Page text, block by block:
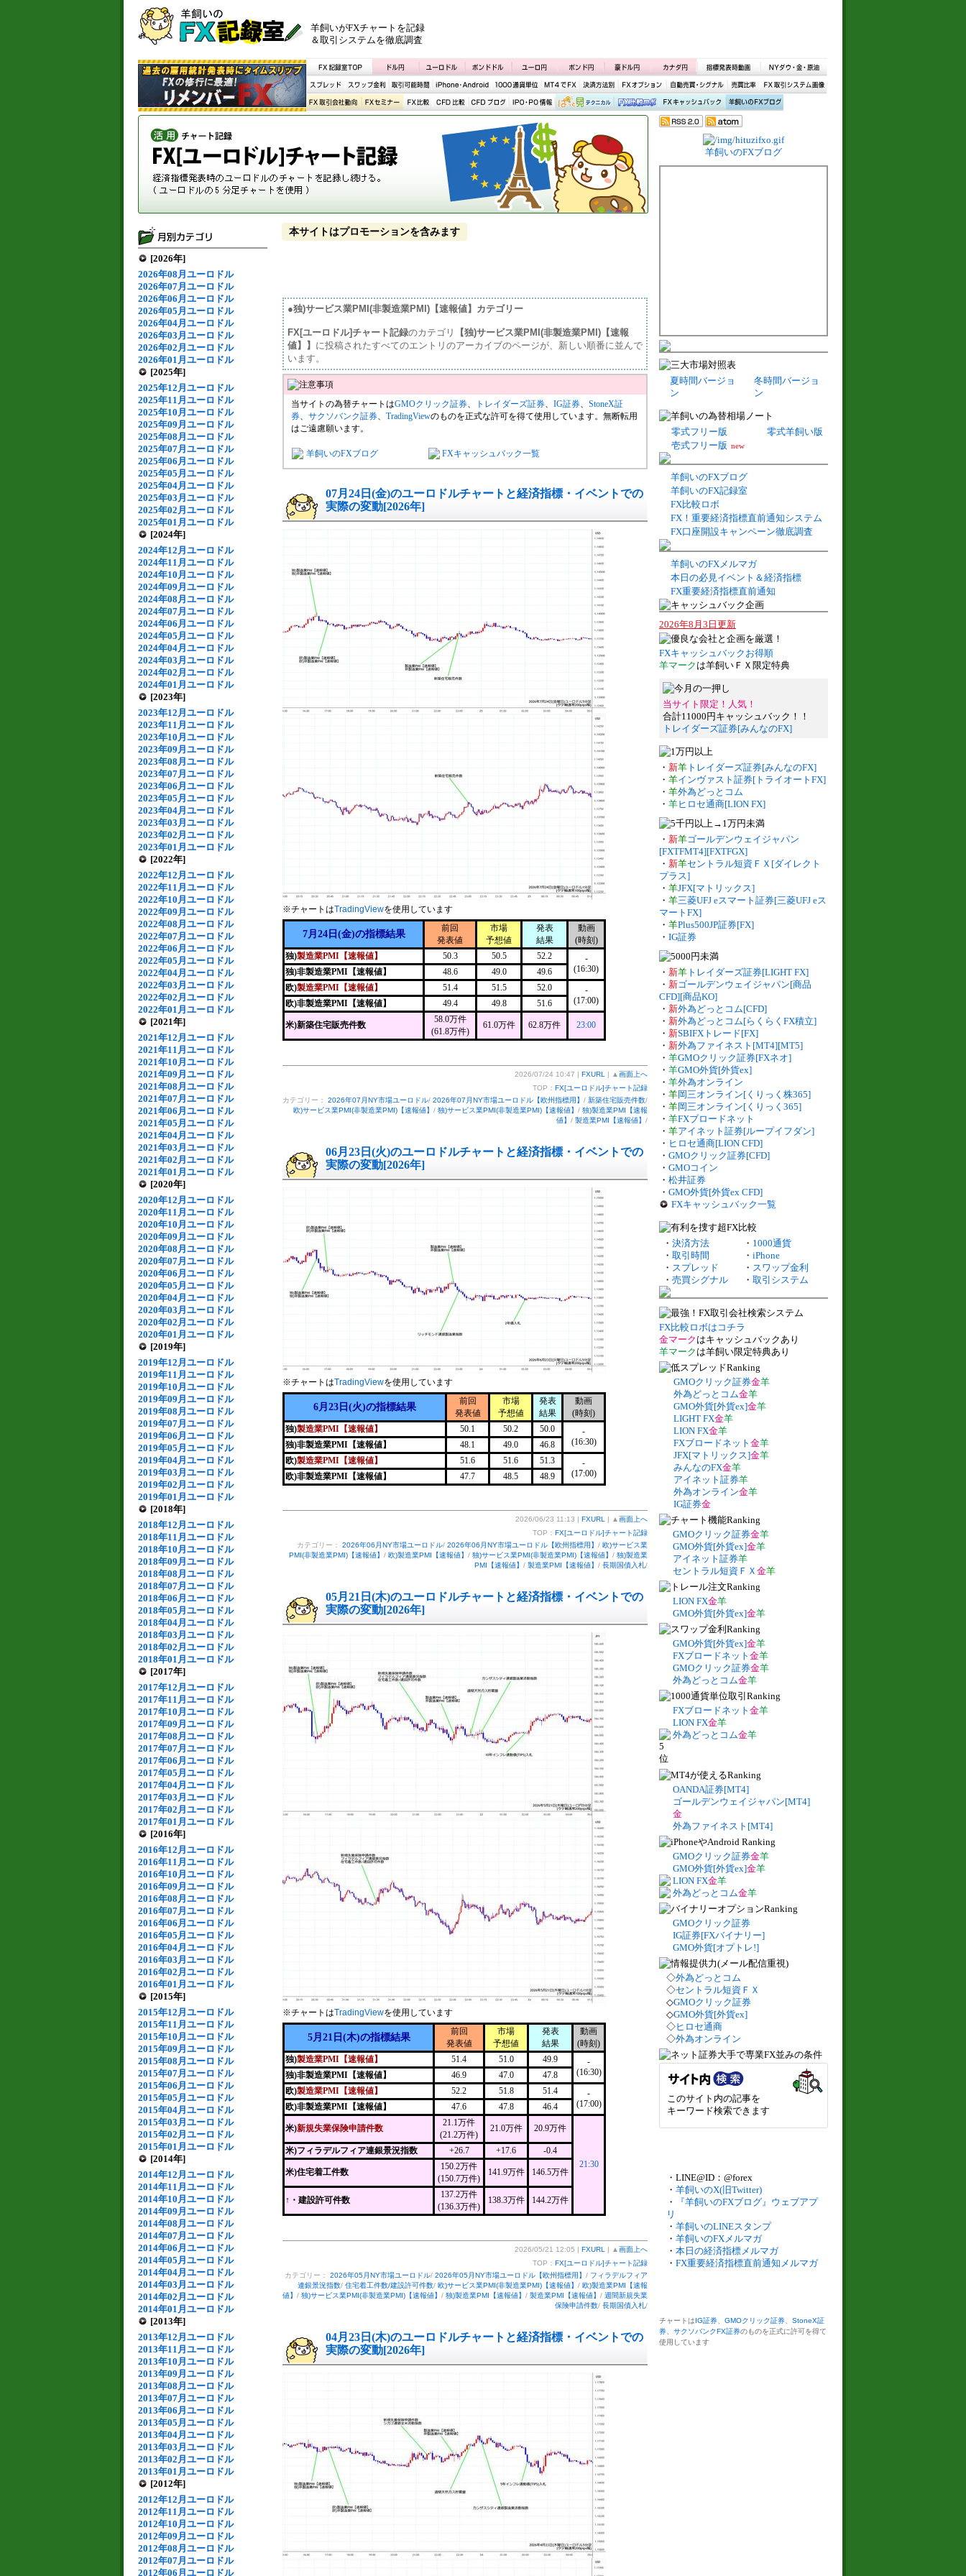
羊飼いがFXチャートを記録
＆取引システムを徹底調査
[2026年]
2026年08月ユーロドル
2026年07月ユーロドル
2026年06月ユーロドル
2026年05月ユーロドル
2026年04月ユーロドル
2026年03月ユーロドル
2026年02月ユーロドル
2026年01月ユーロドル
[2025年]
2025年12月ユーロドル
2025年11月ユーロドル
2025年10月ユーロドル
2025年09月ユーロドル
2025年08月ユーロドル
2025年07月ユーロドル
2025年06月ユーロドル
2025年05月ユーロドル
2025年04月ユーロドル
2025年03月ユーロドル
2025年02月ユーロドル
2025年01月ユーロドル
[2024年]
2024年12月ユーロドル
2024年11月ユーロドル
2024年10月ユーロドル
2024年09月ユーロドル
2024年08月ユーロドル
2024年07月ユーロドル
2024年06月ユーロドル
2024年05月ユーロドル
2024年04月ユーロドル
2024年03月ユーロドル
2024年02月ユーロドル
2024年01月ユーロドル
[2023年]
2023年12月ユーロドル
2023年11月ユーロドル
2023年10月ユーロドル
2023年09月ユーロドル
2023年08月ユーロドル
2023年07月ユーロドル
2023年06月ユーロドル
2023年05月ユーロドル
2023年04月ユーロドル
2023年03月ユーロドル
2023年02月ユーロドル
2023年01月ユーロドル
[2022年]
2022年12月ユーロドル
2022年11月ユーロドル
2022年10月ユーロドル
2022年09月ユーロドル
2022年08月ユーロドル
2022年07月ユーロドル
2022年06月ユーロドル
2022年05月ユーロドル
2022年04月ユーロドル
2022年03月ユーロドル
2022年02月ユーロドル
2022年01月ユーロドル
[2021年]
2021年12月ユーロドル
2021年11月ユーロドル
2021年10月ユーロドル
2021年09月ユーロドル
2021年08月ユーロドル
2021年07月ユーロドル
2021年06月ユーロドル
2021年05月ユーロドル
2021年04月ユーロドル
2021年03月ユーロドル
2021年02月ユーロドル
2021年01月ユーロドル
[2020年]
2020年12月ユーロドル
2020年11月ユーロドル
2020年10月ユーロドル
2020年09月ユーロドル
2020年08月ユーロドル
2020年07月ユーロドル
2020年06月ユーロドル
2020年05月ユーロドル
2020年04月ユーロドル
2020年03月ユーロドル
2020年02月ユーロドル
2020年01月ユーロドル
[2019年]
2019年12月ユーロドル
2019年11月ユーロドル
2019年10月ユーロドル
2019年09月ユーロドル
2019年08月ユーロドル
2019年07月ユーロドル
2019年06月ユーロドル
2019年05月ユーロドル
2019年04月ユーロドル
2019年03月ユーロドル
2019年02月ユーロドル
2019年01月ユーロドル
[2018年]
2018年12月ユーロドル
2018年11月ユーロドル
2018年10月ユーロドル
2018年09月ユーロドル
2018年08月ユーロドル
2018年07月ユーロドル
2018年06月ユーロドル
2018年05月ユーロドル
2018年04月ユーロドル
2018年03月ユーロドル
2018年02月ユーロドル
2018年01月ユーロドル
[2017年]
2017年12月ユーロドル
2017年11月ユーロドル
2017年10月ユーロドル
2017年09月ユーロドル
2017年08月ユーロドル
2017年07月ユーロドル
2017年06月ユーロドル
2017年05月ユーロドル
2017年04月ユーロドル
2017年03月ユーロドル
2017年02月ユーロドル
2017年01月ユーロドル
[2016年]
2016年12月ユーロドル
2016年11月ユーロドル
2016年10月ユーロドル
2016年09月ユーロドル
2016年08月ユーロドル
2016年07月ユーロドル
2016年06月ユーロドル
2016年05月ユーロドル
2016年04月ユーロドル
2016年03月ユーロドル
2016年02月ユーロドル
2016年01月ユーロドル
[2015年]
2015年12月ユーロドル
2015年11月ユーロドル
2015年10月ユーロドル
2015年09月ユーロドル
2015年08月ユーロドル
2015年07月ユーロドル
2015年06月ユーロドル
2015年05月ユーロドル
2015年04月ユーロドル
2015年03月ユーロドル
2015年02月ユーロドル
2015年01月ユーロドル
[2014年]
2014年12月ユーロドル
2014年11月ユーロドル
2014年10月ユーロドル
2014年09月ユーロドル
2014年08月ユーロドル
2014年07月ユーロドル
2014年06月ユーロドル
2014年05月ユーロドル
2014年04月ユーロドル
2014年03月ユーロドル
2014年02月ユーロドル
2014年01月ユーロドル
[2013年]
2013年12月ユーロドル
2013年11月ユーロドル
2013年10月ユーロドル
2013年09月ユーロドル
2013年08月ユーロドル
2013年07月ユーロドル
2013年06月ユーロドル
2013年05月ユーロドル
2013年04月ユーロドル
2013年03月ユーロドル
2013年02月ユーロドル
2013年01月ユーロドル
[2012年]
2012年12月ユーロドル
2012年11月ユーロドル
2012年10月ユーロドル
2012年09月ユーロドル
2012年08月ユーロドル
2012年07月ユーロドル
2012年06月ユーロドル
本サイトはプロモーションを含みます
●独)サービス業PMI(非製造業PMI)【速報値】カテゴリー
FX[ユーロドル]チャート記録のカテゴリ
【独)サービス業PMI(非製造業PMI)【速報
値】】 に投稿されたすべてのエントリのアーカイブのページが、新しい順番に並んで
います。
当サイトの為替チャートはGMOクリック証券、 トレイダーズ証券、 IG証券、 StoneX証
券、 サクソバンク証券、 TradingViewのものを正式な許可を得て使用しています。無断転用
はご遠慮願います。
羊飼いのFXブログ FXキャッシュバック一覧
07月24日(金)のユーロドルチャートと経済指標・イベントでの
実際の変動[2026年]
※チャートはTradingViewを使用しています
7月24日(金)の指標結果
前回
発表値
市場
予想値
発表
結果
動画
(時刻)
独)製造業PMI【速報値】 50.3 50.5 52.2
-
(16:30)
独)非製造業PMI【速報値】 48.6 49.0
49.6
欧)製造業PMI【速報値】 51.4 51.5 52.0
-
(17:00)
欧)非製造業PMI【速報値】 49.4 49.8 51.6
米)新築住宅販売件数
58.0万件
(61.8万件)
61.0万件 62.8万件 23:00
2026/07/24 10:47 | FXURL | ▲ 画面上へ
TOP： FX[ユーロドル]チャート記録
カテゴリー： 2026年07月NY市場ユーロドル/ 2026年07月NY市場ユーロドル【欧州指標用】 / 新築住宅販売件数/
欧)サービス業PMI(非製造業PMI)【速報値】 / 独)サービス業PMI(非製造業PMI)【速報値】 / 独)製造業PMI【速報
値】 / 製造業PMI【速報値】 /
06月23日(火)のユーロドルチャートと経済指標・イベントでの
実際の変動[2026年]
※チャートはTradingViewを使用しています
6月23日(火)の指標結果
前回
発表値
市場
予想値
発表
結果
動画
(時刻)
独)製造業PMI【速報値】 50.1 50.2 50.0
-
(16:30)
独)非製造業PMI【速報値】 48.1 49.0
46.8
欧)製造業PMI【速報値】 51.6 51.6 51.3
-
(17:00)
欧)非製造業PMI【速報値】 47.7 48.5 48.9
2026/06/23 11:13 | FXURL | ▲ 画面上へ
TOP： FX[ユーロドル]チャート記録
カテゴリー： 2026年06月NY市場ユーロドル/ 2026年06月NY市場ユーロドル【欧州指標用】 / 欧)サービス業
PMI(非製造業PMI)【速報値】 / 欧)製造業PMI【速報値】 / 独)サービス業PMI(非製造業PMI)【速報値】 / 独)製造業
PMI【速報値】 / 製造業PMI【速報値】 / 長期国債入札/
05月21日(木)のユーロドルチャートと経済指標・イベントでの
実際の変動[2026年]
※チャートはTradingViewを使用しています
5月21日(木)の指標結果
前回
発表値
市場
予想値
発表
結果
動画
(時刻)
独)製造業PMI【速報値】 51.4 51.0 49.9
-
(16:30)
独)非製造業PMI【速報値】 46.9 47.0
47.8
欧)製造業PMI【速報値】 52.2 51.8 51.4
-
(17:00)
欧)非製造業PMI【速報値】 47.6 47.8 46.4
米)新規失業保険申請件数
21.1万件
(21.2万件)
21.0万件 20.9万件
21:30
米)フィラデルフィア連銀景況指数 +26.7 +17.6 -0.4
米)住宅着工件数
150.2万件
(150.7万件)
141.9万件 146.5万件
↑・建設許可件数
137.2万件
(136.3万件)
138.3万件 144.2万件
2026/05/21 12:05 | FXURL | ▲ 画面上へ
TOP： FX[ユーロドル]チャート記録
カテゴリー： 2026年05月NY市場ユーロドル/ 2026年05月NY市場ユーロドル【欧州指標用】 / フィラデルフィア
連銀景況指数/ 住宅着工件数/建設許可件数/ 欧)サービス業PMI(非製造業PMI)【速報値】 / 欧)製造業PMI【速報
値】 / 独)サービス業PMI(非製造業PMI)【速報値】 / 独)製造業PMI【速報値】 / 製造業PMI【速報値】 / 週間新規失業
保険申請件数/ 長期国債入札/
04月23日(木)のユーロドルチャートと経済指標・イベントでの
実際の変動[2026年]
羊飼いのFXブログ
夏時間バージョ
ン
冬時間バージョ
ン
零式フリー版
零式羊飼い版
壱式フリー版 new
羊飼いのFXブログ
羊飼いのFX記録室
FX比較ロボ
FX！重要経済指標直前通知システム
FX口座開設キャンペーン徹底調査
羊飼いのFXメルマガ
本日の必見イベント＆経済指標
FX重要経済指標直前通知
2026年8月3日更新
FXキャッシュバックお得順
羊マーク は羊飼いＦＸ限定特典
当サイト限定！人気！
合計11000円キャッシュバック！！
トレイダーズ証券[みんなのFX]
・ 新羊 トレイダーズ証券[みんなのFX]
・ 羊インヴァスト証券[トライオートFX]
・ 羊外為どっとコム
・ 羊ヒロセ通商[LION FX]
・ 新羊ゴールデンウェイジャパン
[FXTFMT4][FXTFGX]
・ 新羊セントラル短資ＦＸ[ダイレクト
プラス]
・ 羊JFX[マトリックス]
・ 羊三菱UFJ eスマート証券[三菱UFJ eス
マートFX]
・ 羊Plus500JP証券[FX]
・ IG証券
・ 新羊 トレイダーズ証券[LIGHT FX]
・ 新ゴールデンウェイジャパン[商品
CFD][商品KO]
・ 新外為どっとコム[CFD]
・ 新外為どっとコム[らくらくFX積立]
・ 新SBIFXトレード[FX]
・ 新外為ファイネスト[MT4][MT5]
・ 羊GMOクリック証券[FXネオ]
・ 羊GMO外貨[外貨ex]
・ 羊外為オンライン
・ 羊岡三オンライン[くりっく株365]
・ 羊岡三オンライン[くりっく365]
・ 羊FXブロードネット
・ 羊アイネット証券[ループイフダン]
・ ヒロセ通商[LION CFD]
・ GMOクリック証券[CFD]
・ GMOコイン
・ 松井証券
・ GMO外貨[外貨ex CFD]
FXキャッシュバック一覧
・ 決済方法 ・ 1000通貨
・ 取引時間 ・ iPhone
・ スプレッド ・ スワップ金利
・ 売買シグナル ・ 取引システム
FX比較ロボはコチラ
金マーク はキャッシュバックあり
羊マーク は羊飼い限定特典あり
GMOクリック証券金羊
外為どっとコム金羊
GMO外貨[外貨ex]金羊
LIGHT FX金羊
LION FX金羊
FXブロードネット 金羊
JFX[マトリックス]金羊
みんなのFX金羊
アイネット証券羊
外為オンライン金羊
IG証券金
GMOクリック証券金羊
GMO外貨[外貨ex]金羊
アイネット証券羊
セントラル短資ＦＸ 金羊
LION FX金羊
GMO外貨[外貨ex]金羊
GMO外貨[外貨ex]金羊
FXブロードネット 金羊
GMOクリック証券金羊
外為どっとコム金羊
FXブロードネット 金羊
LION FX金羊
外為どっとコム金羊
OANDA証券[MT4]
ゴールデンウェイジャパン[MT4]
金
外為ファイネスト[MT4]
GMOクリック証券金羊
GMO外貨[外貨ex]金羊
LION FX金羊
外為どっとコム金羊
GMOクリック証券
IG証券[FXバイナリー]
GMO外貨[オプトレ!]
◇外為どっとコム
◇セントラル短資ＦＸ
◇GMOクリック証券
◇GMO外貨[外貨ex]
◇ヒロセ通商
◇外為オンライン
このサイト内の記事を
キーワード検索できます
・LINE@ID：@forex
・ 羊飼いのX(旧Twitter)
・
『羊飼いのFXブログ』ウェブアプ
リ
・ 羊飼いのLINEスタンプ
・ 羊飼いのFXメルマガ
・ 本日の経済指標メルマガ
・ FX重要経済指標直前通知メルマガ
チャートはIG証券 GMOクリック証券
StoneX証
券
サクソバンクFX証券のものを正式に許可を得て
使用しています